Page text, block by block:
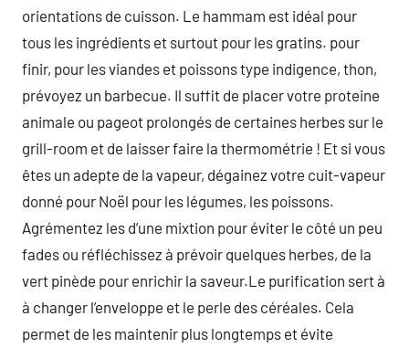
orientations de cuisson. Le hammam est idéal pour
tous les ingrédients et surtout pour les gratins. pour
finir, pour les viandes et poissons type indigence, thon,
prévoyez un barbecue. Il suffit de placer votre proteine
animale ou pageot prolongés de certaines herbes sur le
grill-room et de laisser faire la thermométrie ! Et si vous
êtes un adepte de la vapeur, dégainez votre cuit-vapeur
donné pour Noël pour les légumes, les poissons.
Agrémentez les d’une mixtion pour éviter le côté un peu
fades ou réfléchissez à prévoir quelques herbes, de la
vert pinède pour enrichir la saveur.Le purification sert à
à changer l’enveloppe et le perle des céréales. Cela
permet de les maintenir plus longtemps et évite